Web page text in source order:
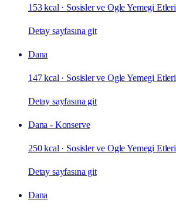
153 kcal · Sosisler ve Ogle Yemegi Etleri
Detay sayfasına git
Dana
147 kcal · Sosisler ve Ogle Yemegi Etleri
Detay sayfasına git
Dana - Konserve
250 kcal · Sosisler ve Ogle Yemegi Etleri
Detay sayfasına git
Dana